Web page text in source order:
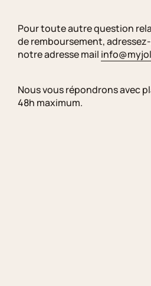
Pour toute autre question
de remboursement,
notre adresse mail
Nous vous répondrons avec
48h maximum.